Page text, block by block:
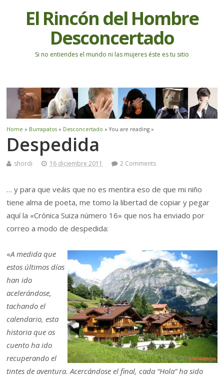
El Rincón del Hombre
Desconcertado
Si no entiendes el mundo ni las mujeres éste es tu sitio
Home » Burrapatos » Desconcertado » You are reading »
Despedida
shordi 16 diciembre 2011 2 Comments
… y para que veáis que no es mentira eso de que mi niño
tiene alma de poeta, me tomo la libertad de copiar y pegar
aquí la «Crónica Suiza número 16» que nos ha enviado por
correo a modo de despedida:
«A medida que
estos últimos días
han ido
acelerándose,
tachando el
calendario, esta
historia que os
cuento ha ido
recuperando el
tintes de aventura. Acercándose el final, cada “Hola” ha sido